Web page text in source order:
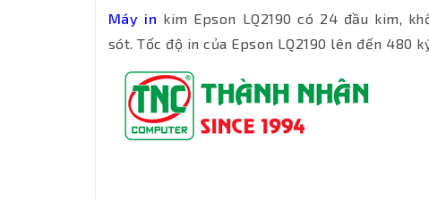
Máy in kim Epson LQ2190 có 24 đầu kim,
sót. Tốc độ in của Epson LQ2190 lên đến 480